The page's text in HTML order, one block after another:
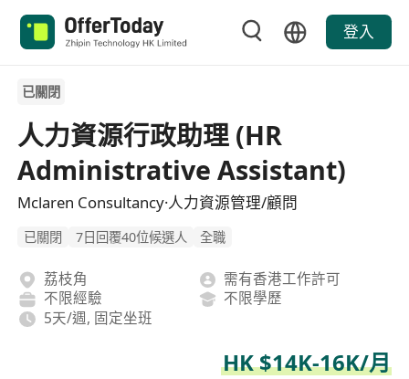
登入
已關閉
人力資源行政助理 (HR
Administrative Assistant)
Mclaren Consultancy·人力資源管理/顧問
已關閉 7日回覆40位候選人 全職
荔枝角
需有香港工作許可
不限經驗
不限學歷
5天/週, 固定坐班
HK $14K-16K/月